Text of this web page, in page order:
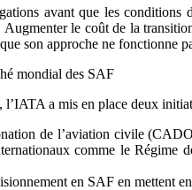
avant que les
le coût de la
son approche ne fonctionne
mondial des SAF
l’IATA a mis en place deux
de l’aviation civile
comme le
en SAF en mettent